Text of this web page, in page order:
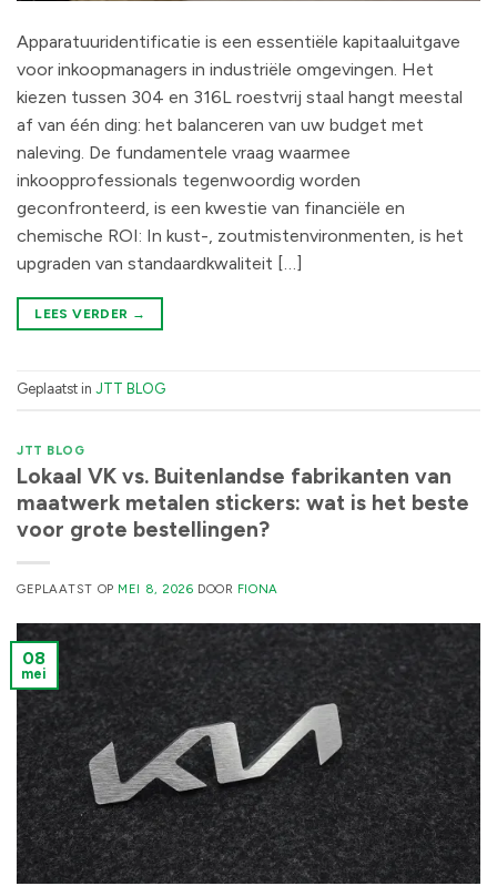
Apparatuuridentificatie is een essentiële kapitaaluitgave
voor inkoopmanagers in industriële omgevingen. Het
kiezen tussen 304 en 316L roestvrij staal hangt meestal
af van één ding: het balanceren van uw budget met
naleving. De fundamentele vraag waarmee
inkoopprofessionals tegenwoordig worden
geconfronteerd, is een kwestie van financiële en
chemische ROI: In kust-, zoutmistenvironmenten, is het
upgraden van standaardkwaliteit […]
LEES VERDER →
Geplaatst in JTT BLOG
JTT BLOG
Lokaal VK vs. Buitenlandse fabrikanten van
maatwerk metalen stickers: wat is het beste
voor grote bestellingen?
GEPLAATST OP MEI 8, 2026 DOOR FIONA
08
mei